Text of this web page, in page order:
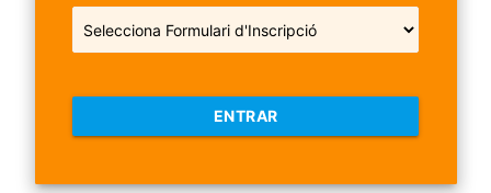
ENTRAR